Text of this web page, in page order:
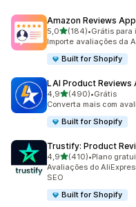
Amazon Reviews
5,0de 5 estrelas
(184)
184 avaliações ao todo
•Grátis para
Importe avaliações da
Built for Shopify
LAI Product Reviews
4,9de 5 estrelas
(490)
490 avaliações ao todo
•Grátis
Converta mais com
Built for Shopify
Trustify: Product
4,9de 5 estrelas
(410)
410 avaliações ao todo
•Plano
Avaliações do
SEO
Built for Shopify